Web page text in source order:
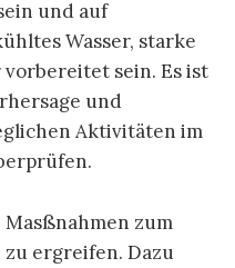
und auf
Wasser, starke
sein. Es ist
und
Aktivitäten im
zum
ergreifen. Dazu